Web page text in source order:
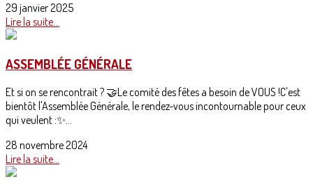
29 janvier 2025
Lire la suite...
ASSEMBLÉE GÉNÉRALE
Et si on se rencontrait ? 🤝Le comité des fêtes a besoin de VOUS !C'est
bientôt l'Assemblée Générale, le rendez-vous incontournable pour ceux
qui veulent :✨...
28 novembre 2024
Lire la suite...